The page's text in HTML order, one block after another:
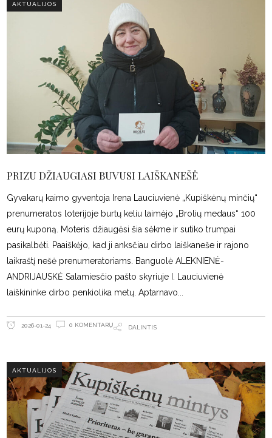
AKTUALIJOS
PRIZU DŽIAUGIASI BUVUSI LAIŠKANEŠĖ
Gyvakarų kaimo gyventoja Irena Lauciuvienė „Kupiškėnų minčių“
prenumeratos loterijoje burtų keliu laimėjo „Brolių medaus“ 100
eurų kuponą. Moteris džiaugėsi šia sėkme ir sutiko trumpai
pasikalbėti. Paaiškėjo, kad ji anksčiau dirbo laiškaneše ir rajono
laikraštį nešė prenumeratoriams. Banguolė ALEKNIENĖ-
ANDRIJAUSKĖ Salamiesčio pašto skyriuje I. Lauciuvienė
laiškininke dirbo penkiolika metų. Aptarnavo
2026-01-24 0 KOMENTARŲ DALINTIS
AKTUALIJOS